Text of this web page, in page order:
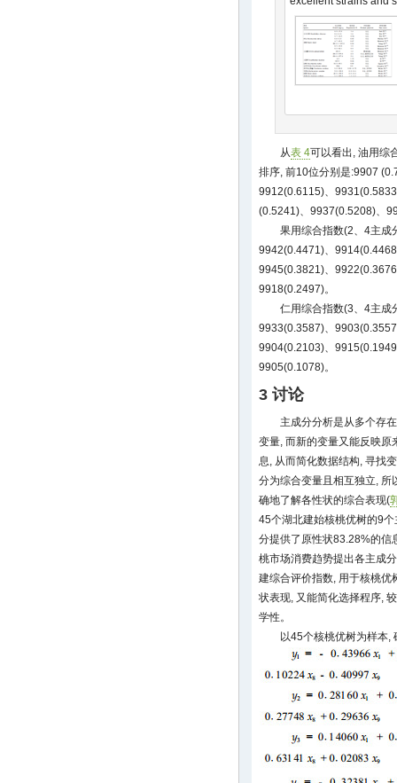
从表 4可以看出, 油用综
排序, 前10位分别是:9907
9912(0.6115)、
(0.5241)、9937(0.5208)、
果用综合指数(2、4主成
9942(0.4471)、
9945(0.3821)、
9918(0.2497)。
仁用综合指数(3、4主成
9933(0.3587)、
9904(0.2103)、
9905(0.1078)。
3 讨论
主成分分析是从多个存
变量, 而新的变量又能反映原
息, 从而简化数据结构, 寻找
分为综合变量且相互独立, 所
确地了解各性状的综合表现(
45个湖北建始核桃优树的9
分提供了原性状83.28%的信
桃市场消费趋势提出各主成
建综合评价指数, 用于核桃优
状表现, 又能简化选择程序,
学性。
以45个核桃优树为样本,